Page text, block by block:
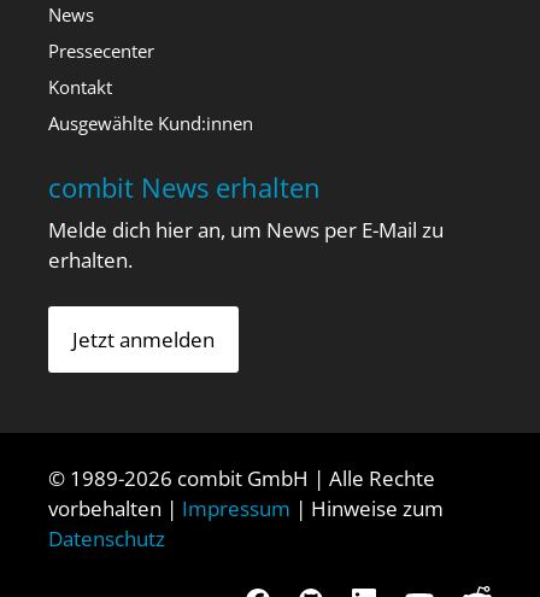
News
Pressecenter
Kontakt
Ausgewählte Kund:innen
combit News erhalten
Melde dich hier an, um News per E-Mail zu
erhalten.
Jetzt anmelden
© 1989-2026 combit GmbH | Alle Rechte
vorbehalten | Impressum | Hinweise zum
Datenschutz